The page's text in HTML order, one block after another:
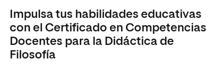
Impulsa tus habilidades educativas
con el Certificado en Competencias
Docentes para la Didáctica de
Filosofía